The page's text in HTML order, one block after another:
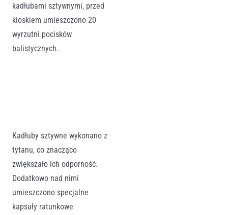
kadłubami sztywnymi, przed
kioskiem umieszczono 20
wyrzutni pocisków
balistycznych.
Kadłuby sztywne wykonano z
tytanu, co znacząco
zwiększało ich odporność.
Dodatkowo nad nimi
umieszczono specjalne
kapsuły ratunkowe